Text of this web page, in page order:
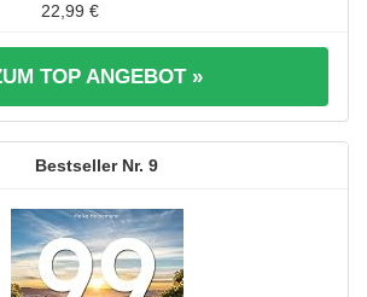
22,99 €
TOP ANGEBOT »
9